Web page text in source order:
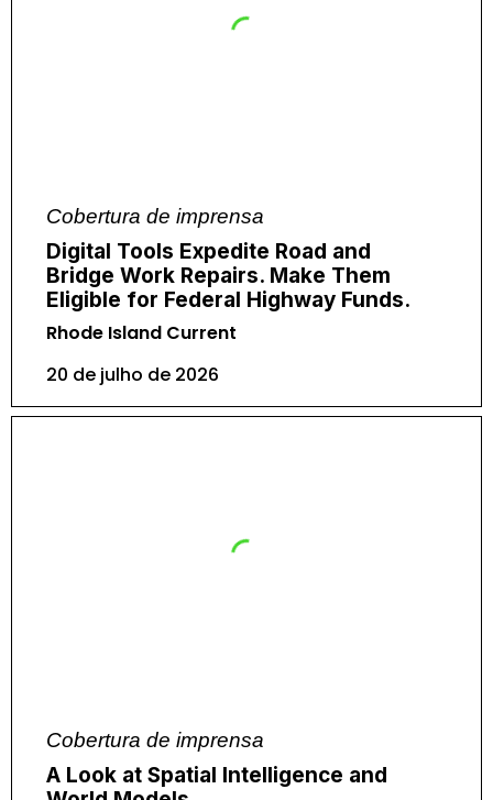
Cobertura de imprensa
Digital Tools Expedite Road and
Bridge Work Repairs. Make Them
Eligible for Federal Highway Funds.
Rhode Island Current
20 de julho de 2026
Cobertura de imprensa
A Look at Spatial Intelligence and